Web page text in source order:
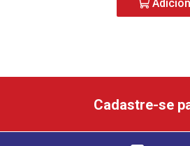
Cadastre-se